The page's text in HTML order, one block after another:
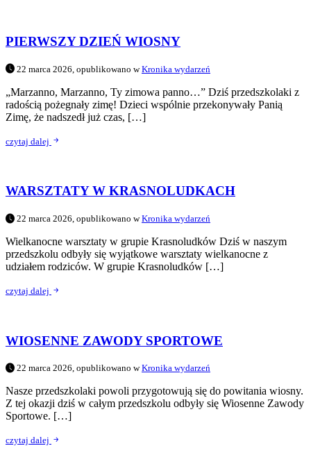
PIERWSZY DZIEŃ WIOSNY
22 marca 2026, opublikowano wKronika wydarzeń
„Marzanno, Marzanno, Ty zimowa panno…” Dziś przedszkolaki z
radością pożegnały zimę! Dzieci wspólnie przekonywały Panią
Zimę, że nadszedł już czas, […]
czytaj dalej
WARSZTATY W KRASNOLUDKACH
22 marca 2026, opublikowano wKronika wydarzeń
Wielkanocne warsztaty w grupie Krasnoludków Dziś w naszym
przedszkolu odbyły się wyjątkowe warsztaty wielkanocne z
udziałem rodziców. W grupie Krasnoludków […]
czytaj dalej
WIOSENNE ZAWODY SPORTOWE
22 marca 2026, opublikowano wKronika wydarzeń
Nasze przedszkolaki powoli przygotowują się do powitania wiosny.
Z tej okazji dziś w całym przedszkolu odbyły się Wiosenne Zawody
Sportowe. […]
czytaj dalej